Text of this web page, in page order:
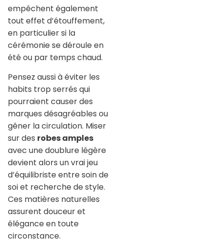
empêchent également
tout effet d’étouffement,
en particulier si la
cérémonie se déroule en
été ou par temps chaud.
Pensez aussi à éviter les
habits trop serrés qui
pourraient causer des
marques désagréables ou
gêner la circulation. Miser
sur des robes amples
avec une doublure légère
devient alors un vrai jeu
d’équilibriste entre soin de
soi et recherche de style.
Ces matières naturelles
assurent douceur et
élégance en toute
circonstance.